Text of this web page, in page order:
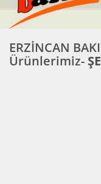
ERZİNCAN
Ürünlerimiz-